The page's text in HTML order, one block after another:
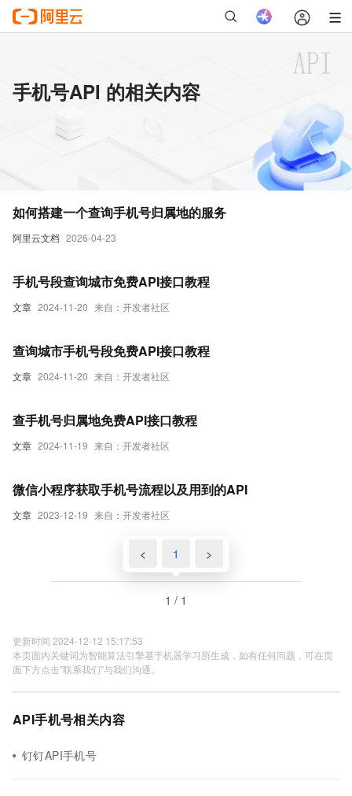
手机号API 的相关内容
阿里云文档 2026-04-23
如何搭建一个查询手机号归属地的服务
文章 2024-11-20 来自：开发者社区
手机号段查询城市免费API接口教程
文章 2024-11-20 来自：开发者社区
查询城市手机号段免费API接口教程
文章 2024-11-19 来自：开发者社区
查手机号归属地免费API接口教程
文章 2023-12-19 来自：开发者社区
微信小程序获取手机号流程以及用到的API
< 1 >
1 / 1
更新时间 2024-12-12 15:17:53
本页面内关键词为智能算法引擎基于机器学习所生成，如有任何问题，可在页
面下方点击"联系我们"与我们沟通。
API手机号相关内容
钉钉API手机号